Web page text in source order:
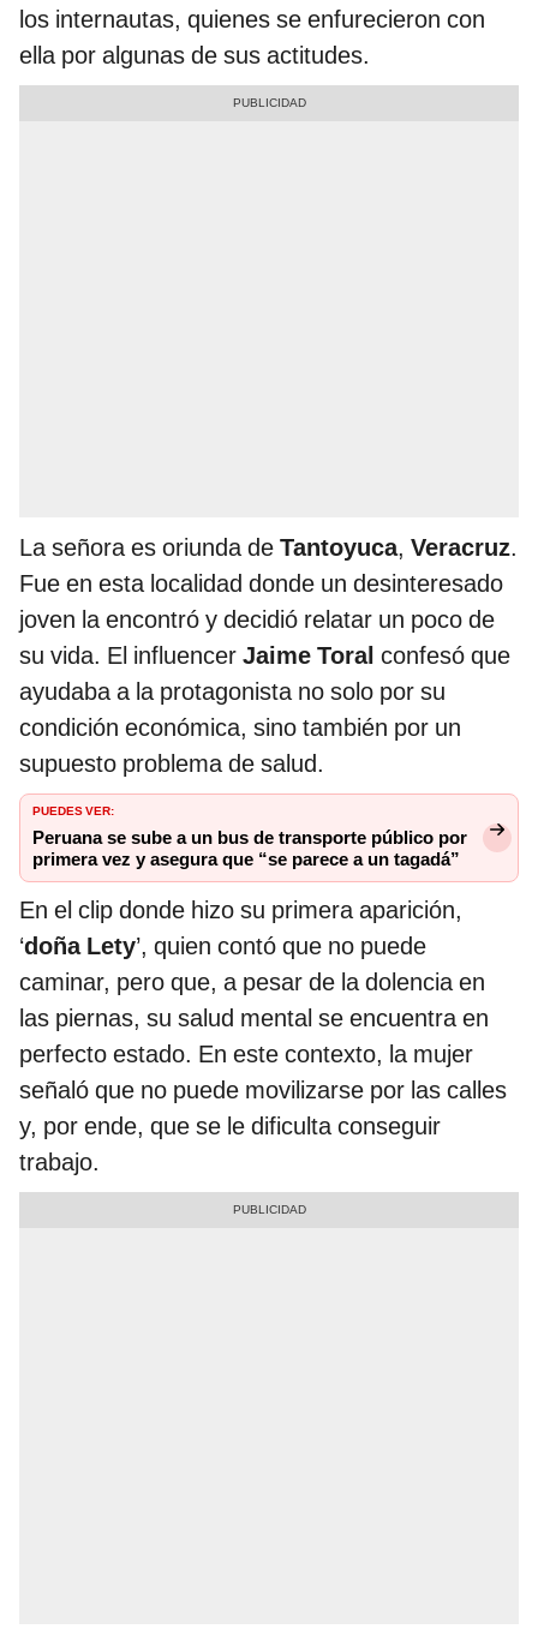
los internautas, quienes se enfurecieron con
ella por algunas de sus actitudes.
La señora es oriunda de Tantoyuca, Veracruz.
Fue en esta localidad donde un desinteresado
joven la encontró y decidió relatar un poco de
su vida. El influencer Jaime Toral confesó que
ayudaba a la protagonista no solo por su
condición económica, sino también por un
supuesto problema de salud.
PUEDES VER:
Peruana se sube a un bus de transporte público por
primera vez y asegura que “se parece a un tagadá”
En el clip donde hizo su primera aparición,
‘doña Lety’, quien contó que no puede
caminar, pero que, a pesar de la dolencia en
las piernas, su salud mental se encuentra en
perfecto estado. En este contexto, la mujer
señaló que no puede movilizarse por las calles
y, por ende, que se le dificulta conseguir
trabajo.